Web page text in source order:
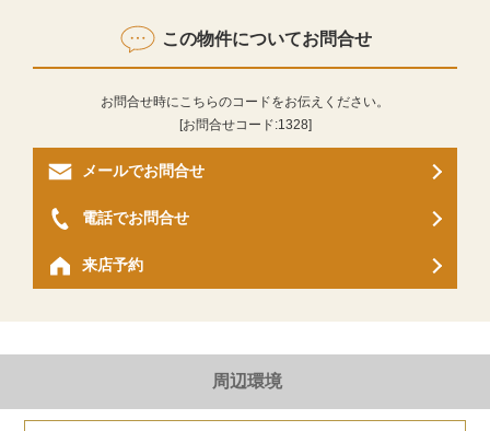
この物件についてお問合せ
お問合せ時にこちらのコードをお伝えください。
[お問合せコード:1328]
メールでお問合せ
来店予約
電話でお問合せ
周辺環境